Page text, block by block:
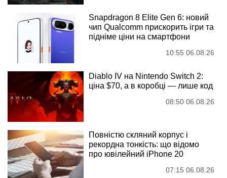
Snapdragon 8 Elite Gen 6: новий
чип Qualcomm прискорить ігри та
підніме ціни на смартфони
10:55 06.08.26
Diablo IV на Nintendo Switch 2:
ціна $70, а в коробці — лише код
08:50 06.08.26
Повністю скляний корпус і
рекордна тонкість: що відомо
про ювілейний iPhone 20
07:15 06.08.26